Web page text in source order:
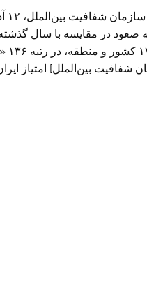
صعود در مقایسه با سال